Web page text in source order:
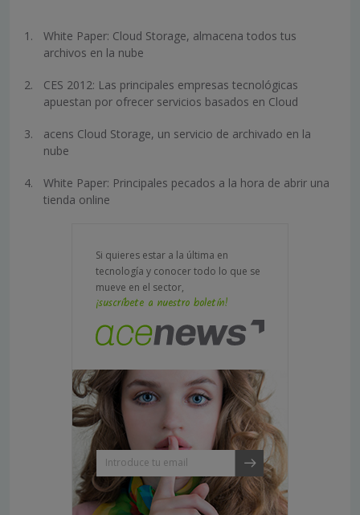
White Paper: Cloud Storage, almacena todos tus
archivos en la nube
CES 2012: Las principales empresas tecnológicas
apuestan por ofrecer servicios basados en Cloud
acens Cloud Storage, un servicio de archivado en la
nube
White Paper: Principales pecados a la hora de abrir una
tienda online
Si quieres estar a la última en
tecnología y conocer todo lo que se
mueve en el sector,
¡suscríbete a nuestro boletín!